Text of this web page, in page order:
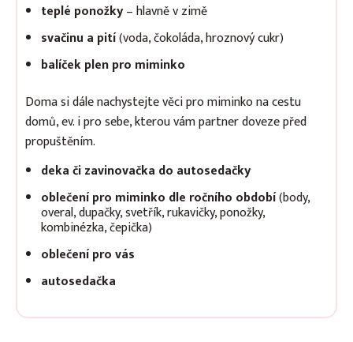
teplé ponožky– hlavně v zimě
svačinu a pití(voda, čokoláda, hroznový cukr)
balíček plen pro miminko
Doma si dále nachystejte věci pro miminko na cestu
domů, ev. i pro sebe, kterou vám partner doveze před
propuštěním.
deka či zavinovačka do autosedačky
oblečení pro miminko dle ročního období(body,
overal, dupačky, svetřík, rukavičky, ponožky,
kombinézka, čepička)
oblečení pro vás
autosedačka